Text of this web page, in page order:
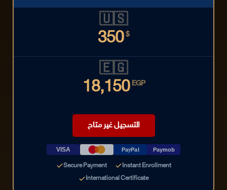
🇺🇸
350 $
🇪🇬
18,150 EGP
التسجيل غير متاح
VISA PayPal Paymob
Secure Payment
Instant Enrollment
International Certificate